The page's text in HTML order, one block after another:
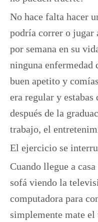
No hace falta hacer
podría correr o jugar
por semana en su
ninguna enfermedad
buen apetito y
era regular y estabas
después de la
trabajo, el
El ejercicio se
Cuando llegue a
sofá viendo la
computadora para
simplemente mate el